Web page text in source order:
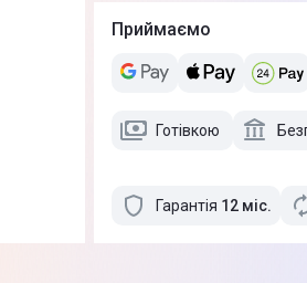
Приймаємо
Готівкою
Гарантія 12 міс.